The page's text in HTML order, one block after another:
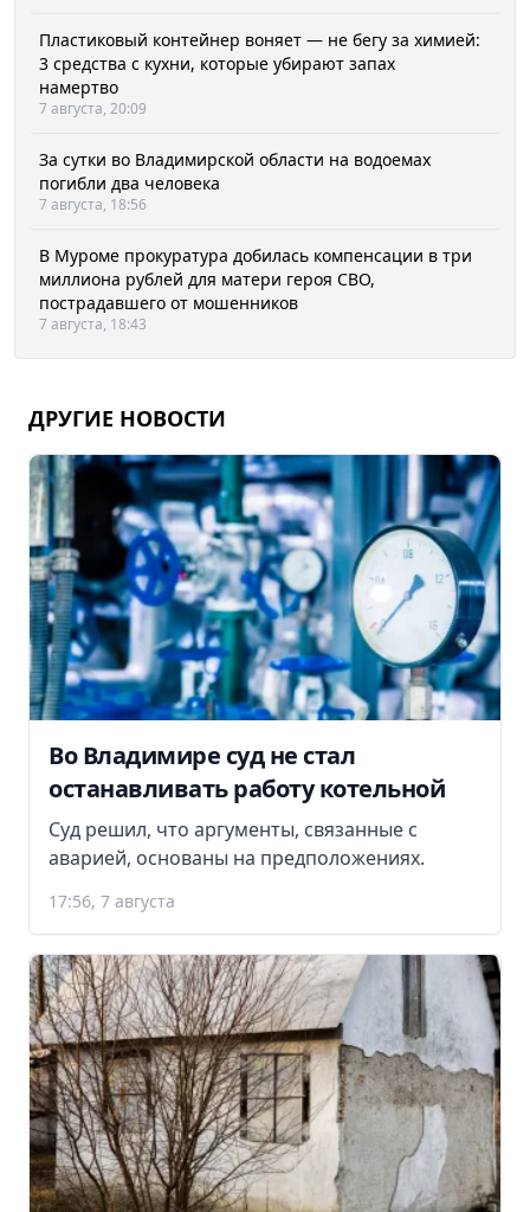
Пластиковый контейнер воняет — не бегу за химией:
3 средства с кухни, которые убирают запах
намертво
7 августа, 20:09
За сутки во Владимирской области на водоемах
погибли два человека
7 августа, 18:56
В Муроме прокуратура добилась компенсации в три
миллиона рублей для матери героя СВО,
пострадавшего от мошенников
7 августа, 18:43
ДРУГИЕ НОВОСТИ
Во Владимире суд не стал
останавливать работу котельной
Суд решил, что аргументы, связанные с
аварией, основаны на предположениях.
17:56, 7 августа